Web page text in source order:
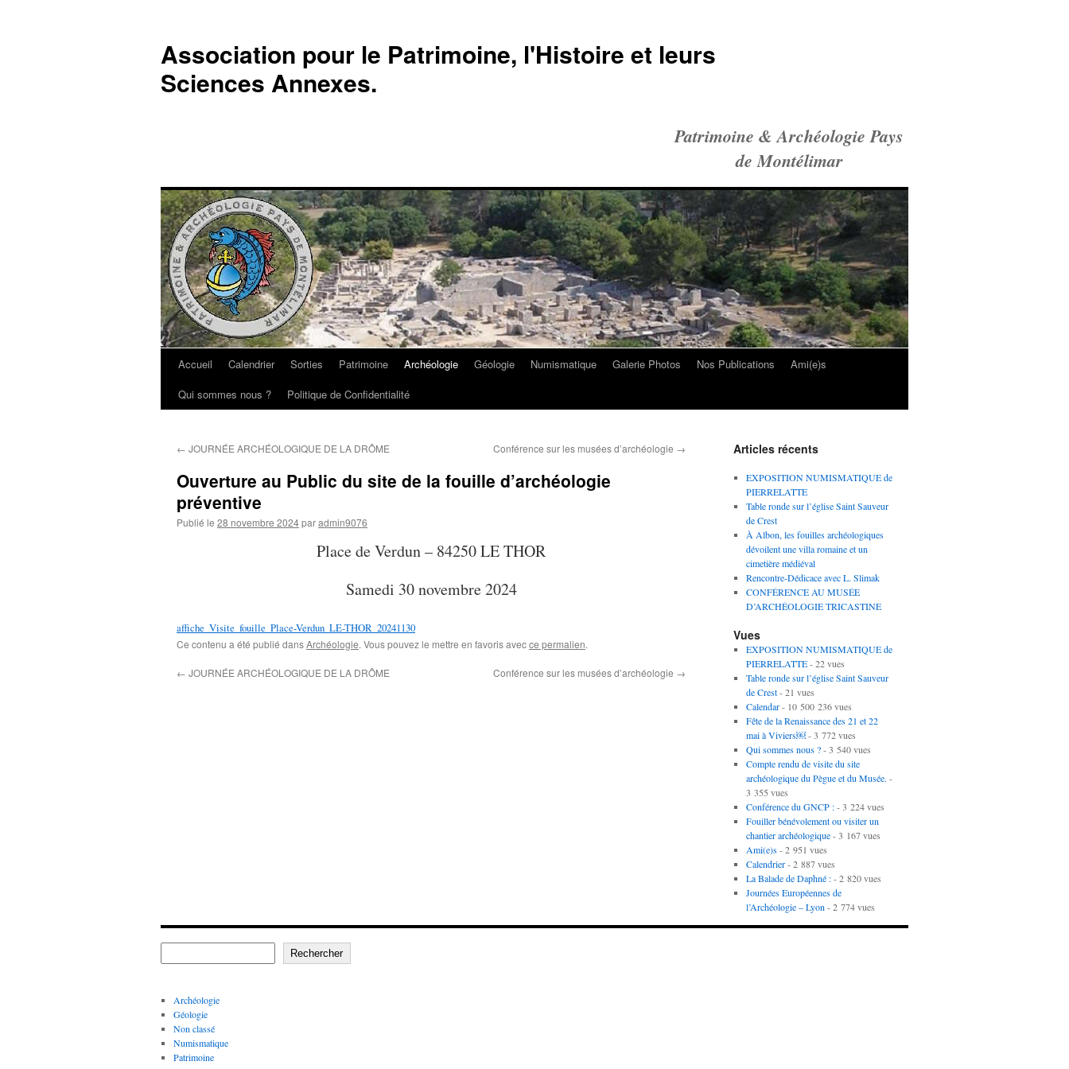
Association pour le Patrimoine, l'Histoire et leurs
Sciences Annexes.
Patrimoine & Archéologie Pays
de Montélimar
Aller
Accueil Calendrier Sorties Patrimoine Archéologie Géologie Numismatique Galerie Photos Nos Publications
Ami(e)s
Qui sommes nous ?
Politique de Confidentialité
← JOURNÉE ARCHÉOLOGIQUE DE LA DRÔME Conférence sur les musées d’archéologie →
Ouverture au Public du site de la fouille d’archéologie
préventive
Publié le 28 novembre 2024paradmin9076
Place de Verdun – 84250 LE THOR
Samedi 30 novembre 2024
affiche_Visite_fouille_Place-Verdun_LE-THOR_20241130
Ce contenu a été publié dansArchéologie. Vous pouvez le mettre en favoris avecce permalien.
← JOURNÉE ARCHÉOLOGIQUE DE LA DRÔME Conférence sur les musées d’archéologie →
Articles récents
EXPOSITION NUMISMATIQUE de
PIERRELATTE
Table ronde sur l’église Saint Sauveur
de Crest
À Albon, les fouilles archéologiques
dévoilent une villa romaine et un
cimetière médiéval
Rencontre-Dédicace avec L. Slimak
CONFÉRENCE AU MUSÉE
D’ARCHÉOLOGIE TRICASTINE
Vues
EXPOSITION NUMISMATIQUE de
PIERRELATTE- 22 vues
Table ronde sur l’église Saint Sauveur
de Crest- 21 vues
Calendar- 10 500 236 vues
Fête de la Renaissance des 21 et 22
mai à Viviers￼- 3 772 vues
Qui sommes nous ?- 3 540 vues
Compte rendu de visite du site
archéologique du Pègue et du Musée. -
3 355 vues
Conférence du GNCP :- 3 224 vues
Fouiller bénévolement ou visiter un
chantier archéologique- 3 167 vues
Ami(e)s- 2 951 vues
Calendrier- 2 887 vues
La Balade de Daphné :- 2 820 vues
Journées Européennes de
l’Archéologie – Lyon - 2 774 vues
Rechercher
Archéologie
Géologie
Non classé
Numismatique
Patrimoine